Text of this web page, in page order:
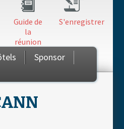
S'enregistrer
Guide de
la
réunion
Sponsor